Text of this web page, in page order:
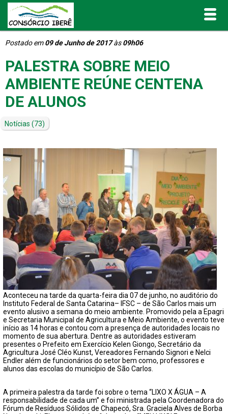
Inicial
O Consórcio Iberê
Projetos
Portal de Transparência
Publicações
Informativos e Relatórios
Notícias
Contato
FECHAR PEDIDO
Postado em09 de Junho de 2017às09h06
PALESTRA SOBRE MEIO
AMBIENTE REÚNE CENTENA
DE ALUNOS
Notícias (73)
Aconteceu na tarde da quarta-feira dia 07 de junho, no auditório do
Instituto Federal de Santa Catarina– IFSC – de São Carlos mais um
evento alusivo a semana do meio ambiente. Promovido pela a Epagri
e Secretaria Municipal de Agricultura e Meio Ambiente, o evento teve
início as 14 horas e contou com a presença de autoridades locais no
momento de sua abertura. Dentre as autoridades estiveram
presentes o Prefeito em Exercício Kelen Giongo, Secretário da
Agricultura José Cléo Kunst, Vereadores Fernando Signori e Nelci
Endler além de funcionários do setor bem como, professores e
alunos das escolas do município de São Carlos.
A primeira palestra da tarde foi sobre o tema “LIXO X ÁGUA – A
responsabilidade de cada um” e foi ministrada pela Coordenadora do
Fórum de Resíduos Sólidos de Chapecó, Sra. Graciela Alves de Borba